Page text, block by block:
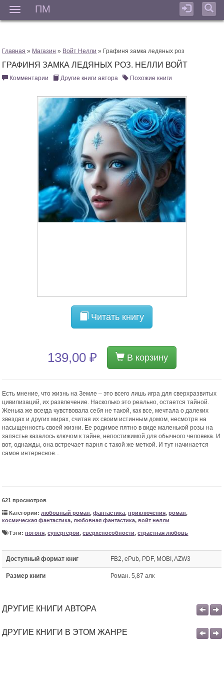
ПМ
Главная » Магазин » Войт Нелли » Графиня замка ледяных роз
ГРАФИНЯ ЗАМКА ЛЕДЯНЫХ РОЗ. НЕЛЛИ ВОЙТ
Комментарии Другие книги автора Похожие книги
Читать книгу
139,00 ₽ В корзину
Есть мнение, что жизнь на Земле – это всего лишь игра для сверхразвитых
цивилизаций, их развлечение. Насколько это реально, остается тайной.
Женька же всегда чувствовала себя не такой, как все, мечтала о далеких
звездах и других мирах, считая их своим истинным домом, несмотря на
насыщенность своей жизни. Ее родимое пятно в виде маленькой розы на
запястье казалось ключом к тайне, непостижимой для обычного человека. И
вот, однажды, она встречает парня с такой же меткой. И тут начинается
самое интересное...
621 просмотров
Категории: любовный роман,фантастика,приключения,роман,
космическая фантастика, любовная фантастика,войт нелли
Тэги:погоня,супергерои,сверхспособности,страстная любовь
Доступный формат книг FB2, ePub, PDF, MOBI, AZW3
Размер книги Роман. 5,87 алк
ДРУГИЕ КНИГИ АВТОРА
ДРУГИЕ КНИГИ В ЭТОМ ЖАНРЕ